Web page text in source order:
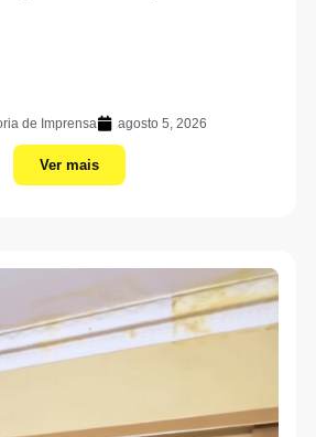
de Imprensa agosto 5, 2026
Ver mais